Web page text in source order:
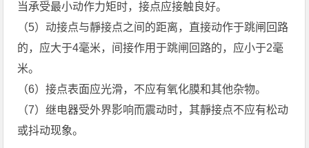
当承受最小动作力矩时，接点应接触良好。
（5）动接点与靜接点之间的距离，直接动作于跳闸回路
的，应大于4毫米，间接作用于跳闸回路的，应小于2毫
米。
（6）接点表面应光滑，不应有氧化膜和其他杂物。
（7）继电器受外界影响而震动时，其靜接点不应有松动
或抖动现象。